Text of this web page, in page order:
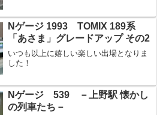
Nゲージ 1993 TOMIX 189系
「あさま」グレードアップ その2
いつも以上に嬉しい楽しい出場となりま
した！
Nゲージ 539 －上野駅 懐かし
の列車たち－